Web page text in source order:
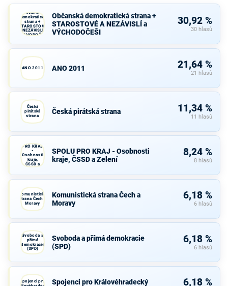
Občanská
demokratická
strana +
STAROSTOVÉ
A NEZÁVISLÍ a
VÝCHODOČEŠI
Občanská demokratická strana +
STAROSTOVÉ A NEZÁVISLÍ a
VÝCHODOČEŠI
30,92 %
30 hlasů
ANO 2011 ANO 2011 21,64 %
21 hlasů
Česká
pirátská
strana
Česká pirátská strana 11,34 %
11 hlasů
PRO KRAJ
-
Osobnosti
kraje,
ČSSD a
Zelení
SPOLU PRO KRAJ - Osobnosti
kraje, ČSSD a Zelení
8,24 %
8 hlasů
Komunistická
strana Čech a
Moravy
Komunistická strana Čech a
Moravy
6,18 %
6 hlasů
Svoboda a
přímá
demokracie
(SPD)
Svoboda a přímá demokracie
(SPD)
6,18 %
6 hlasů
Spojenci pro
Spojenci pro Královéhradecký
6,18 %